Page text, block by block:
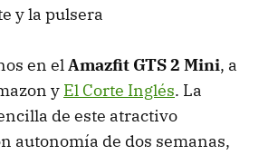
y la pulsera
en elAmazfit GTS 2 Mini, a
y El Corte Inglés. La
de este atractivo
autonomía de dos semanas,